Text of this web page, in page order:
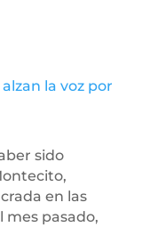
la voz por
sido
en las
mes pasado,